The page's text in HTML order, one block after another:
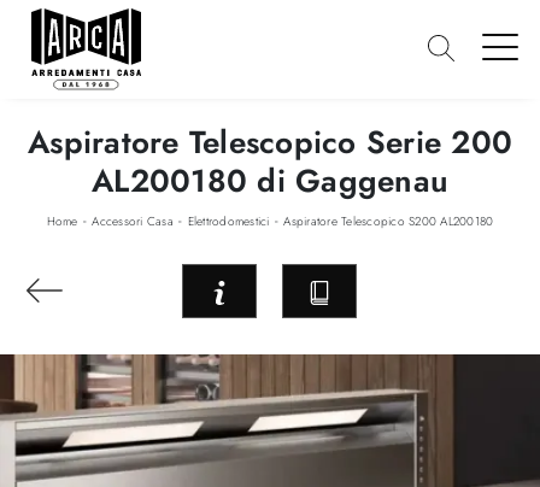
Aspiratore Telescopico Serie 200
AL200180 di Gaggenau
Home -Accessori Casa - Elettrodomestici -Aspiratore Telescopico S200 AL200180